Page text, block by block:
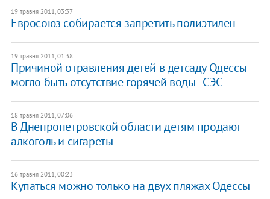
19 травня 2011, 03:37
Евросоюз собирается запретить полиэтилен
19 травня 2011, 01:38
Причиной отравления детей в детсаду Одессы
могло быть отсутствие горячей воды - СЭС
18 травня 2011, 07:06
В Днепропетровской области детям продают
алкоголь и сигареты
16 травня 2011, 00:23
Купаться можно только на двух пляжах Одессы